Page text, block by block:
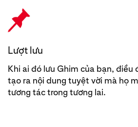
Lượt lưu
Khi ai đó lưu Ghim của bạn, điều
tạo ra nội dung tuyệt vời mà họ
tương tác trong tương lai.